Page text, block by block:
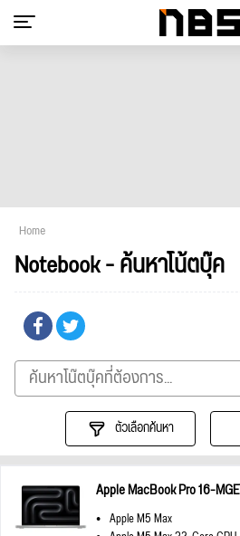
Home
Notebook - ค้นหาโน้ตบุ๊ค
ตัวเลือกค้นหา
Apple MacBook Pro 16-
Apple M5 Max